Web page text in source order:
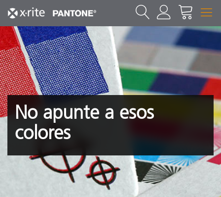
No apunte a esos
colores